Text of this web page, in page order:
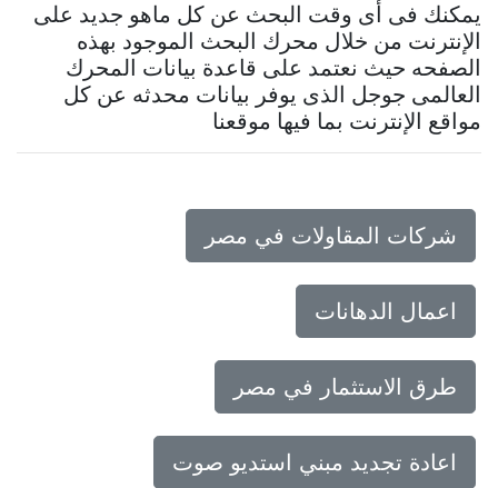
يمكنك فى أى وقت البحث عن كل ماهو جديد على
الإنترنت من خلال محرك البحث الموجود بهذه
الصفحه حيث نعتمد على قاعدة بيانات المحرك
العالمى جوجل الذى يوفر بيانات محدثه عن كل
مواقع الإنترنت بما فيها موقعنا
شركات المقاولات في مصر
اعمال الدهانات
طرق الاستثمار في مصر
اعادة تجديد مبني استديو صوت